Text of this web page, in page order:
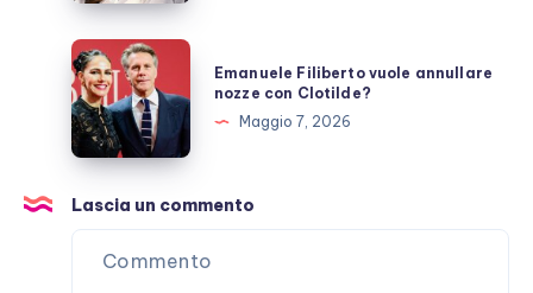
dopo
il
ricovero
Emanuele
Filiberto
vuole
annullare
nozze
con
Clotilde?
Emanuele Filiberto vuole annullare
nozze con Clotilde?
Maggio 7, 2026
Lascia un commento